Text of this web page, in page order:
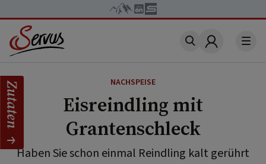
Account
NACHSPEISE
Eisreindling mit
Grantenschleck
Haben Sie schon einmal Reindling kalt gerührt
Zutaten